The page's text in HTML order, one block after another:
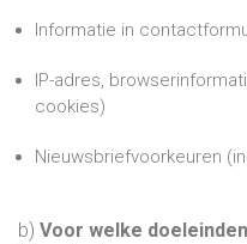
Informatie in
IP-adres,
cookies)
Nieuwsbriefvoorkeuren
b) Voor welke